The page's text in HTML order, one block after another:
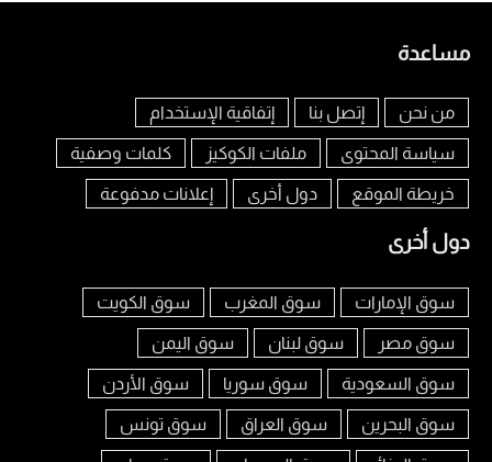
مساعدة
من نحن إتصل بنا إتفاقية الإستخدام
سياسة المحتوى ملفات الكوكيز كلمات وصفية
خريطة الموقع دول أخرى إعلانات مدفوعة
دول أخرى
سوق الإمارات سوق المغرب سوق الكويت
سوق مصر سوق لبنان سوق اليمن
سوق السعودية سوق سوريا سوق الأردن
سوق البحرين سوق العراق سوق تونس